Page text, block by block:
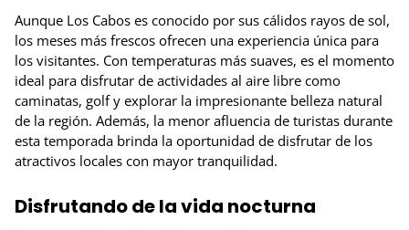
Aunque Los Cabos es conocido por sus cálidos rayos de sol,
los meses más frescos ofrecen una experiencia única para
los visitantes. Con temperaturas más suaves, es el momento
ideal para disfrutar de actividades al aire libre como
caminatas, golf y explorar la impresionante belleza natural
de la región. Además, la menor afluencia de turistas durante
esta temporada brinda la oportunidad de disfrutar de los
atractivos locales con mayor tranquilidad.
Disfrutando de la vida nocturna